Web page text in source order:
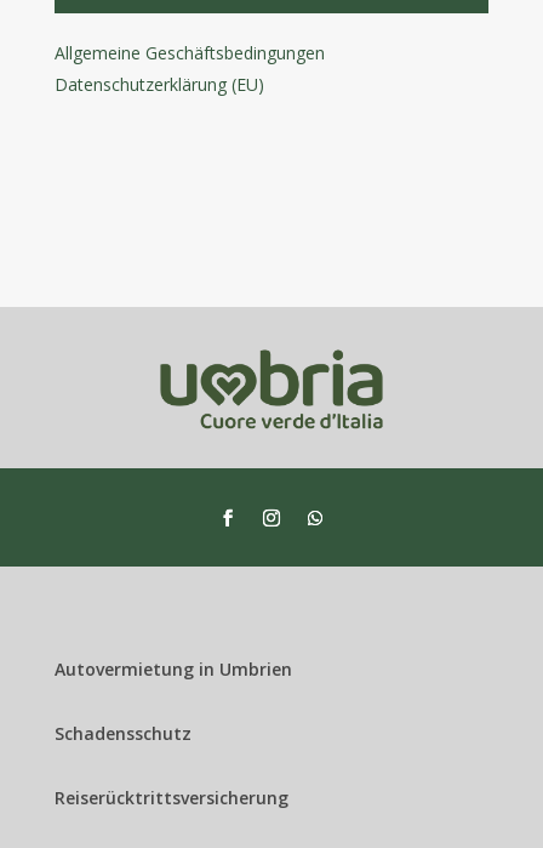
Allgemeine Geschäftsbedingungen
Datenschutzerklärung (EU)
Autovermietung in Umbrien
Schadensschutz
Reiserücktrittsversicherung